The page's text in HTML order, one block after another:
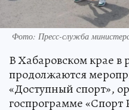
Фото: Пресс-служба
В Хабаровском крае в
продолжаются
«Доступный спорт»,
госпрограмме «Спорт